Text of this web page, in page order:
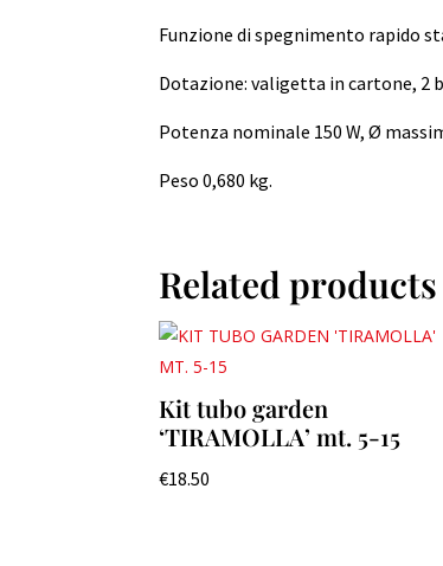
Funzione di spegnimento rapido
Dotazione: valigetta in cartone, 2
Potenza nominale 150 W, Ø
Peso 0,680 kg.
Related products
Kit tubo garden
‘TIRAMOLLA’ mt. 5-15
€18.50